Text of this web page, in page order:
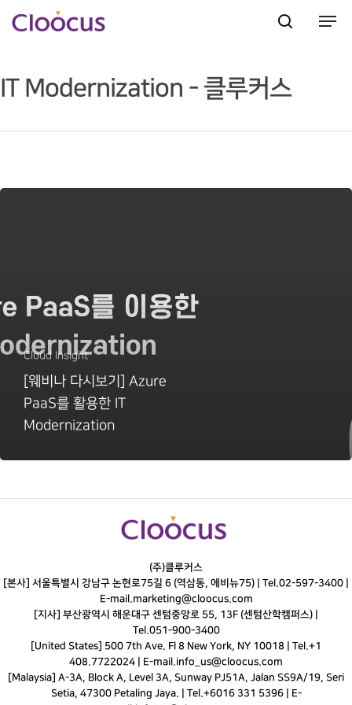
Hit enter to search or ESC to close
IT Modernization - 클루커스
Cloud Insight
[웨비나 다시보기] Azure
PaaS를 활용한 IT
Modernization
(주)클루커스
[본사] 서울특별시 강남구 논현로75길 6 (역삼동, 에비뉴75) | Tel.02-597-3400
E-mail.marketing@cloocus.com
[지사] 부산광역시 해운대구 센텀중앙로 55, 13F (센텀산학캠퍼스) |
Tel.051-900-3400
[United States] 500 7th Ave. Fl 8 New York, NY 10018 | Tel.+1
408.7722024 | E-mail.info_us@cloocus.com
[Malaysia] A-3A, Block A, Level 3A, Sunway PJ51A, Jalan SS9A/19, Seri
Setia, 47300 Petaling Jaya. | Tel.+6016 331 5396 | E-